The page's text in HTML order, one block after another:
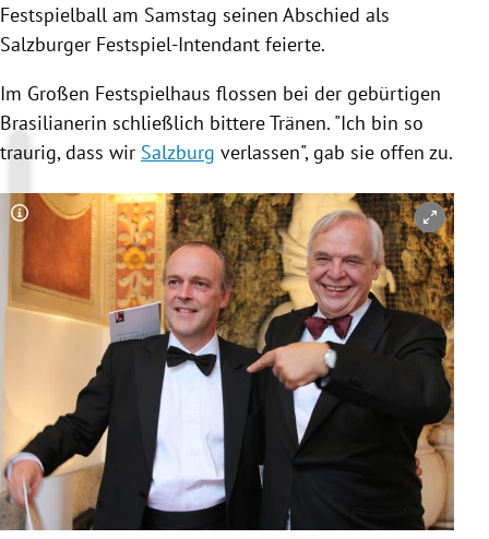
Festspielball am Samstag seinen Abschied als
Salzburger Festspiel-Intendant feierte.
Im Großen Festspielhaus flossen bei der gebürtigen
Brasilianerin schließlich bittere Tränen. "Ich bin so
traurig, dass wir Salzburg verlassen", gab sie offen zu.
Copyright-Hinweis öffnen/schließen